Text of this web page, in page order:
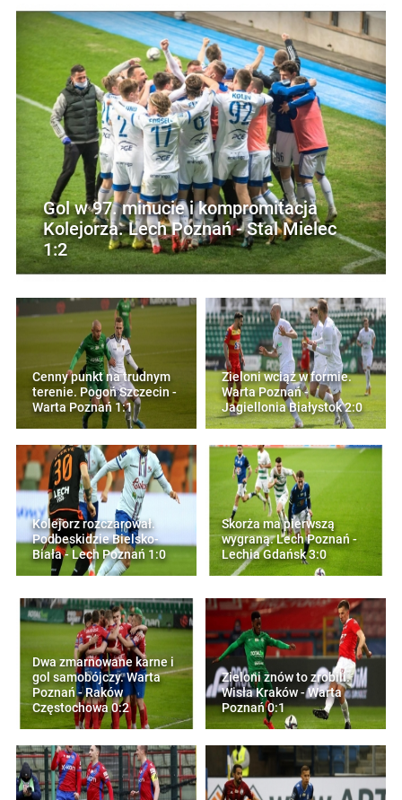
Gol w 97. minucie i kompromitacja
Kolejorza. Lech Poznań - Stal Mielec
1:2
Cenny punkt na trudnym
terenie. Pogoń Szczecin -
Warta Poznań 1:1
Zieloni wciąż w formie.
Warta Poznań -
Jagiellonia Białystok 2:0
Kolejorz rozczarował.
Podbeskidzie Bielsko-
Biała - Lech Poznań 1:0
Skorża ma pierwszą
wygraną. Lech Poznań -
Lechia Gdańsk 3:0
Dwa zmarnowane karne i
gol samobójczy. Warta
Poznań - Raków
Częstochowa 0:2
Zieloni znów to zrobili.
Wisła Kraków - Warta
Poznań 0:1